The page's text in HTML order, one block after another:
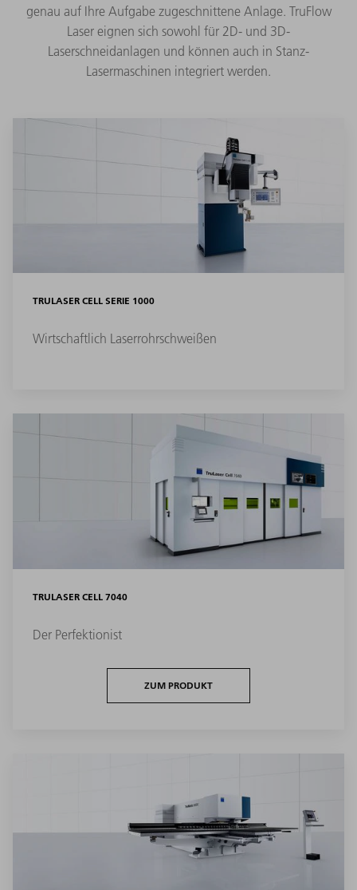
genau auf Ihre Aufgabe zugeschnittene Anlage. TruFlow
Laser eignen sich sowohl für 2D- und 3D-
Laserschneidanlagen und können auch in Stanz-
Lasermaschinen integriert werden.
TRULASER CELL SERIE 1000
Wirtschaftlich Laserrohrschweißen
TRULASER CELL 7040
Der Perfektionist
ZUM PRODUKT